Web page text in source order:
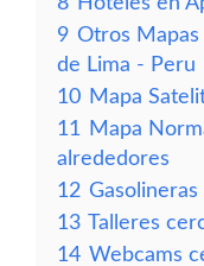
9 Otros
de Lima - Peru
10 Mapa
11
Mapa
alrededores
12
13 Talleres
14 Webcams